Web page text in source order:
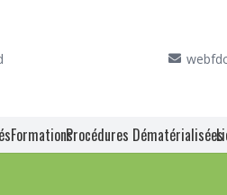
FormationsProcédures Dématérialisées